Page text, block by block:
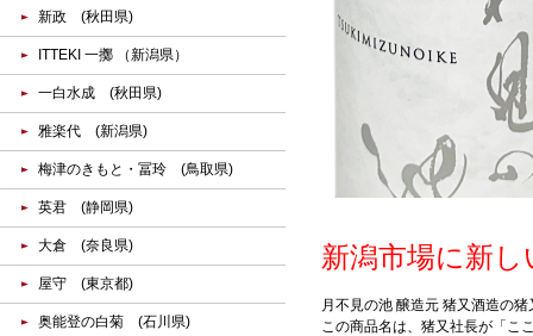
新潟市場に新
月不見の池 醸造元 猪又酒造の
この商品名は、猪又社長が「こ
新政 (秋田県)
ITTEKI 一擲 （新潟県）
一白水成 (秋田県)
雅楽代 (新潟県)
梅津のきもと・冨玲 (鳥取県)
英君 (静岡県)
大倉 (奈良県)
屋守 (東京都)
奥能登の白菊 (石川県)